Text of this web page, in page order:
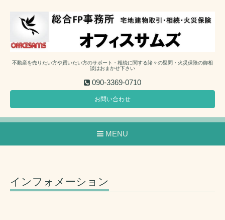
不動産を売りたい方や買いたい方のサポート・相続に関する諸々の疑問・火災保険の御相
談はおまかせ下さい
090-3369-0710
お問い合わせ
MENU
インフォメーション